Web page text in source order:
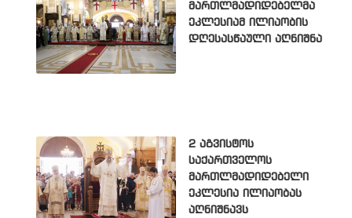
მართლმადიდებელმა
ეკლესიამ ილიაობის
დღესასწაული აღნიშნა
2 აგვისტოს
საქართველოს
მართლმადიდებელი
ეკლესია ილიაობას
აღნიშნავს